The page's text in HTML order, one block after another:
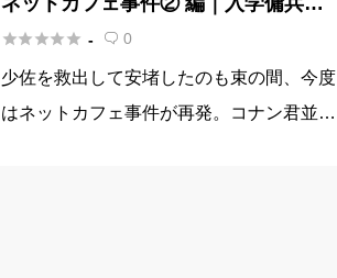
タバレ【34話～38話】
 -  0
少佐を救出して安堵したのも束の間、今度
はネットカフェ事件が再発。コナン君並の